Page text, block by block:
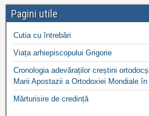
Pagini utile
Cutia cu întrebări
Viața arhiepiscopului Grigorie
Cronologia adevăraților creștini
Marii Apostazii a Ortodoxiei Mondiale
Mărturisire de credință